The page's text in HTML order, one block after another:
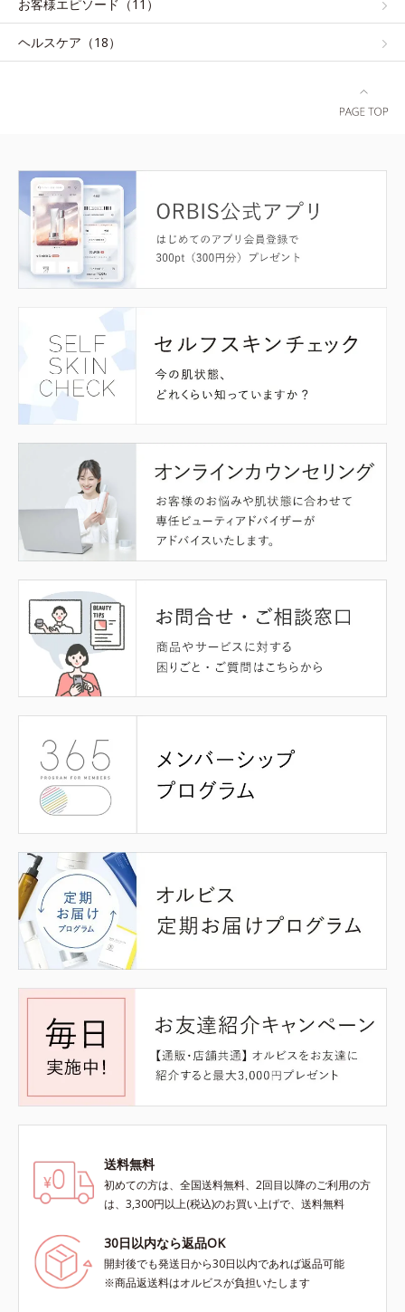
お客様エピソード（11）
ヘルスケア（18）
送料無料
初めての方は、全国送料無料、2回目以降のご利用の方
は、3,300円以上(税込)のお買い上げで、送料無料
30日以内なら返品OK
開封後でも発送日から30日以内であれば返品可能
※商品返送料はオルビスが負担いたします